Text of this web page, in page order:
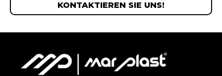
KONTAKTIEREN SIE UNS!